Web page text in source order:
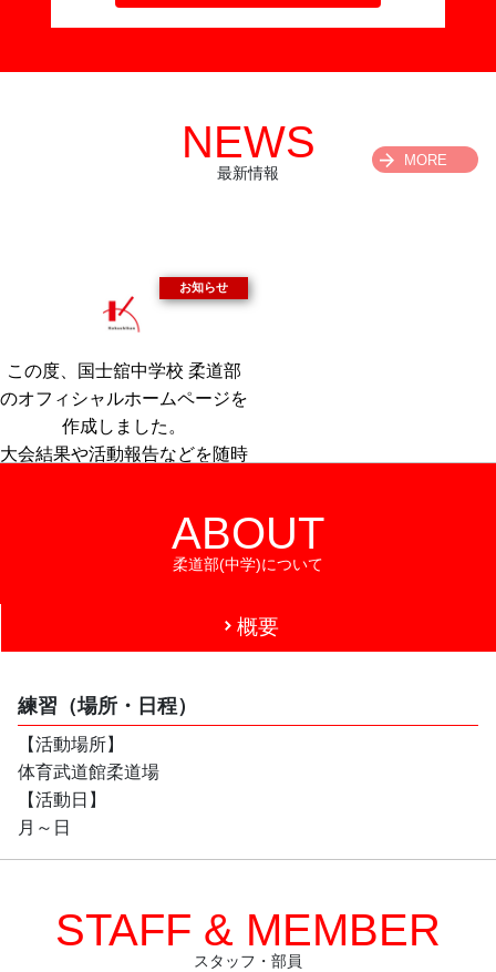
最新情報
NEWS MORE
この度、国士舘中学校 柔道部
のオフィシャルホームページを
作成しました。
大会結果や活動報告などを随時
柔道部(中学)について
ABOUT
概要
練習（場所・日程）
【活動場所】
体育武道館柔道場
【活動日】
月～日
スタッフ・部員
STAFF & MEMBER